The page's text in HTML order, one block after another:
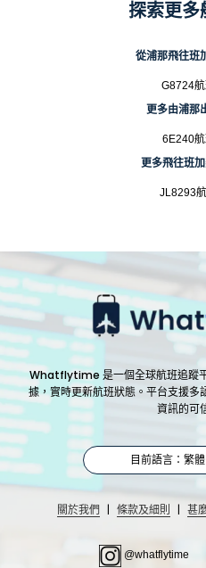
探索更多
從浦那飛往班
G8724
更多由浦那
6E240
更多飛往班
JL8293
Whatflytime 是一個全球航班追蹤
據，實時更新航班狀態。平台支援
資訊的可
目前語言：繁體
關於我們 | 條款及細則 | 甚
@whatflytime